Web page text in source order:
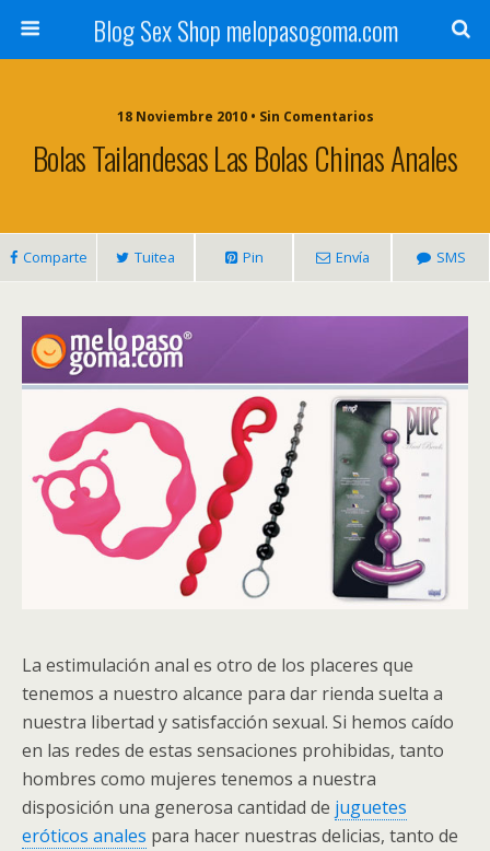
Blog Sex Shop melopasogoma.com
18 Noviembre 2010 • Sin Comentarios
Bolas Tailandesas Las Bolas Chinas Anales
Comparte Tuitea Pin Envía SMS
La estimulación anal es otro de los placeres que
tenemos a nuestro alcance para dar rienda suelta a
nuestra libertad y satisfacción sexual. Si hemos caído
en las redes de estas sensaciones prohibidas, tanto
hombres como mujeres tenemos a nuestra
disposición una generosa cantidad de juguetes
eróticos anales para hacer nuestras delicias, tanto de